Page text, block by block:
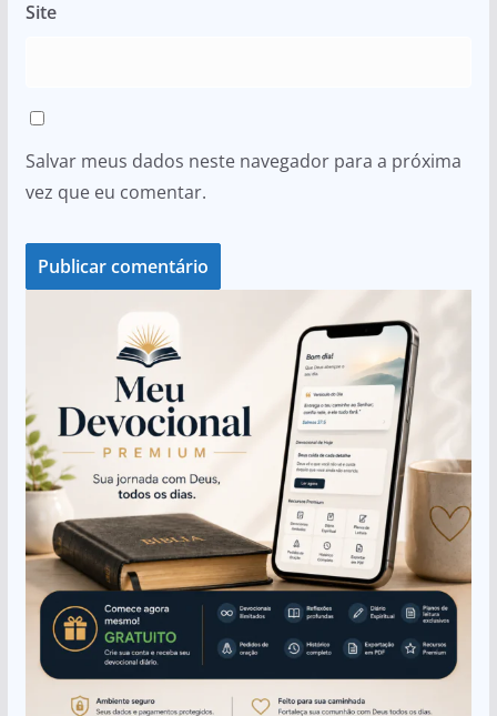
Site
Salvar meus dados neste navegador para a próxima
vez que eu comentar.